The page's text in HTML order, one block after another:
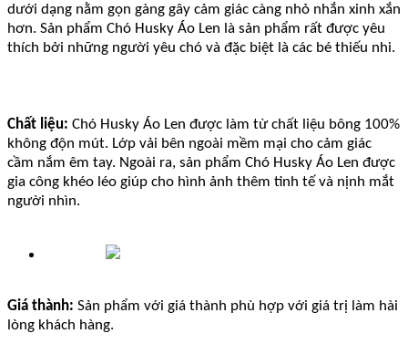
dưới dạng nằm gọn gàng gây cảm giác càng nhỏ nhắn xinh xắn
hơn. Sản phẩm Chó Husky Áo Len là sản phẩm rất được yêu
thích bởi những người yêu chó và đặc biệt là các bé thiếu nhi.
Chất liệu: Chó Husky Áo Len được làm từ chất liệu bông 100%
không độn mút. Lớp vải bên ngoài mềm mại cho cảm giác
cầm nắm êm tay. Ngoài ra, sản phẩm Chó Husky Áo Len được
gia công khéo léo giúp cho hình ảnh thêm tinh tế và nịnh mắt
người nhìn.
Giá thành: Sản phẩm với giá thành phù hợp với giá trị làm hài
lòng khách hàng.